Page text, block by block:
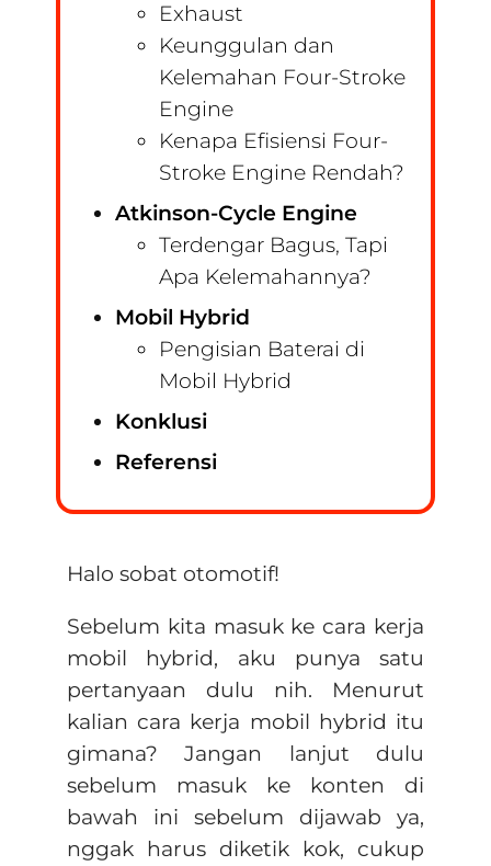
Exhaust
Keunggulan dan
Kelemahan Four-Stroke
Engine
Kenapa Efisiensi Four-
Stroke Engine Rendah?
Atkinson-Cycle Engine
Terdengar Bagus, Tapi
Apa Kelemahannya?
Mobil Hybrid
Pengisian Baterai di
Mobil Hybrid
Konklusi
Referensi
Halo sobat otomotif!
Sebelum kita masuk ke cara kerja
mobil hybrid, aku punya satu
pertanyaan dulu nih. Menurut
kalian cara kerja mobil hybrid itu
gimana? Jangan lanjut dulu
sebelum masuk ke konten di
bawah ini sebelum dijawab ya,
nggak harus diketik kok, cukup